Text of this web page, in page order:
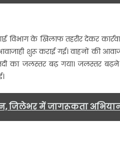
विभाग के खिलाफ तहरीर देकर
शुरू कराई गई। वाहनों की
जलस्तर बढ़ गया। जलस्तर बढ़ने
जिलेभर में जागरूकता